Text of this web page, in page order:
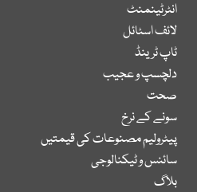
انٹرٹینمنٹ
لائف اسٹائل
ٹاپ ٹرینڈ
دلچسپ و عجیب
صحت
سونے کے نرخ
پیٹرولیم مصنوعات کی قیمتیں
سائنس و ٹیکنالوجی
بلاگ